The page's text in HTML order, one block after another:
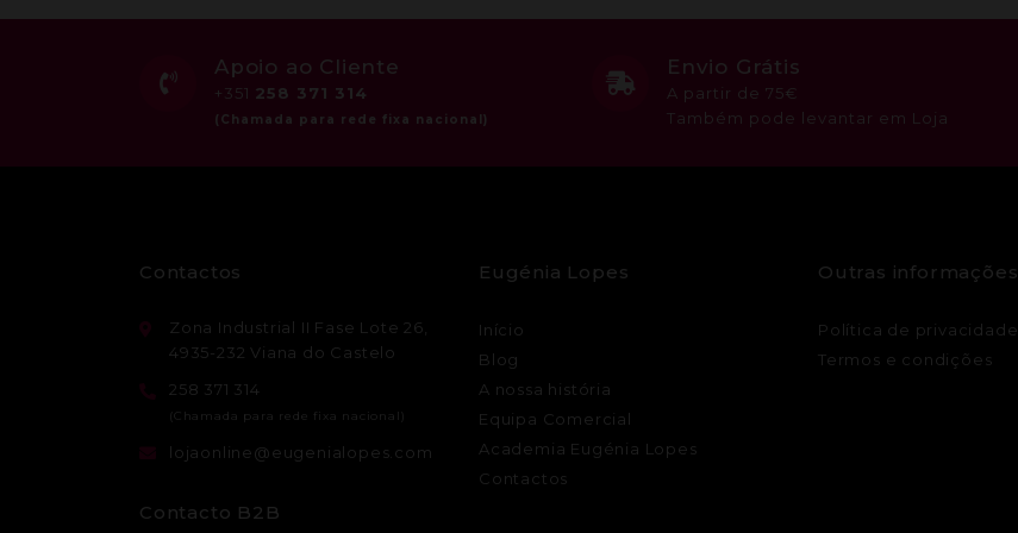
Apoio ao Cliente
+351 258 371 314
Envio Grátis
A partir de 75€
Também pode levantar em Loja
Contactos
Zona Industrial II Fase Lote 26,
4935-232 Viana do Castelo
258 371 314
lojaonline@eugenialopes.com
Contacto B2B
Eugénia Lopes
Início
Blog
A nossa história
Equipa Comercial
Academia Eugénia Lopes
Contactos
Outras informações
Política de privacidade
Termos e condições